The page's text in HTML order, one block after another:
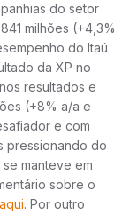
do setor
milhões (+4,3%
do Itaú
da XP no
resultados e
(+8% a/a e
e com
pressionando do
manteve em
sobre o
aqui. Por outro